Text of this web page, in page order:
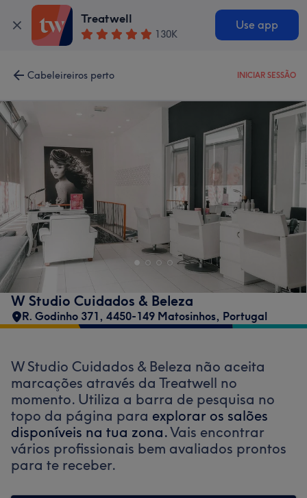
Treatwell
130K
Use app
Cabeleireiros perto INICIAR SESSÃO
W Studio Cuidados & Beleza
R. Godinho 371, 4450-149 Matosinhos, Portugal
W Studio Cuidados & Beleza não aceita
marcações através da Treatwell no
momento. Utiliza a barra de pesquisa no
topo da página para explorar os salões
disponíveis na tua zona.Vais encontrar
vários profissionais bem avaliados prontos
para te receber.